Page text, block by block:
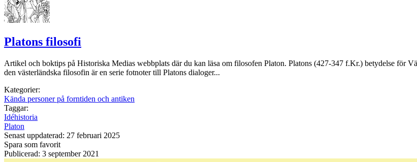
Platons filosofi
Artikel och boktips på Historiska Medias webbplats där du kan läsa om filosofen Platon. Platons (427-347 f.Kr.) betydelse för
den västerländska filosofin är en serie fotnoter till Platons dialoger...
Kategorier:
Kända personer på forntiden och antiken
Taggar:
Idéhistoria
Platon
Senast uppdaterad: 27 februari 2025
Spara som favorit
Publicerad: 3 september 2021